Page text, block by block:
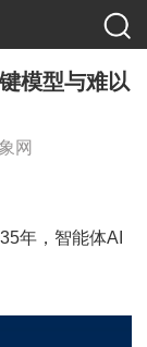
模型与难以
网
年，智能体AI